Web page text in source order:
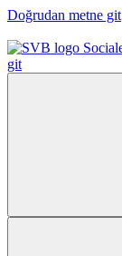
Doğrudan metne git
git